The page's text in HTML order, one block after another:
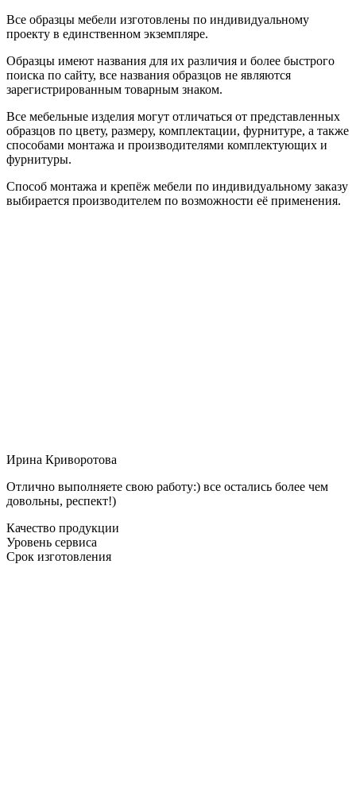
Все образцы мебели изготовлены по индивидуальному
проекту в единственном экземпляре.
Образцы имеют названия для их различия и более быстрого
поиска по сайту, все названия образцов не являются
зарегистрированным товарным знаком.
Все мебельные изделия могут отличаться от представленных
образцов по цвету, размеру, комплектации, фурнитуре, а также
способами монтажа и производителями комплектующих и
фурнитуры.
Способ монтажа и крепёж мебели по индивидуальному заказу
выбирается производителем по возможности её применения.
Ирина Криворотова
Отлично выполняете свою работу:) все остались более чем
довольны, респект!)
Качество продукции
Уровень сервиса
Срок изготовления